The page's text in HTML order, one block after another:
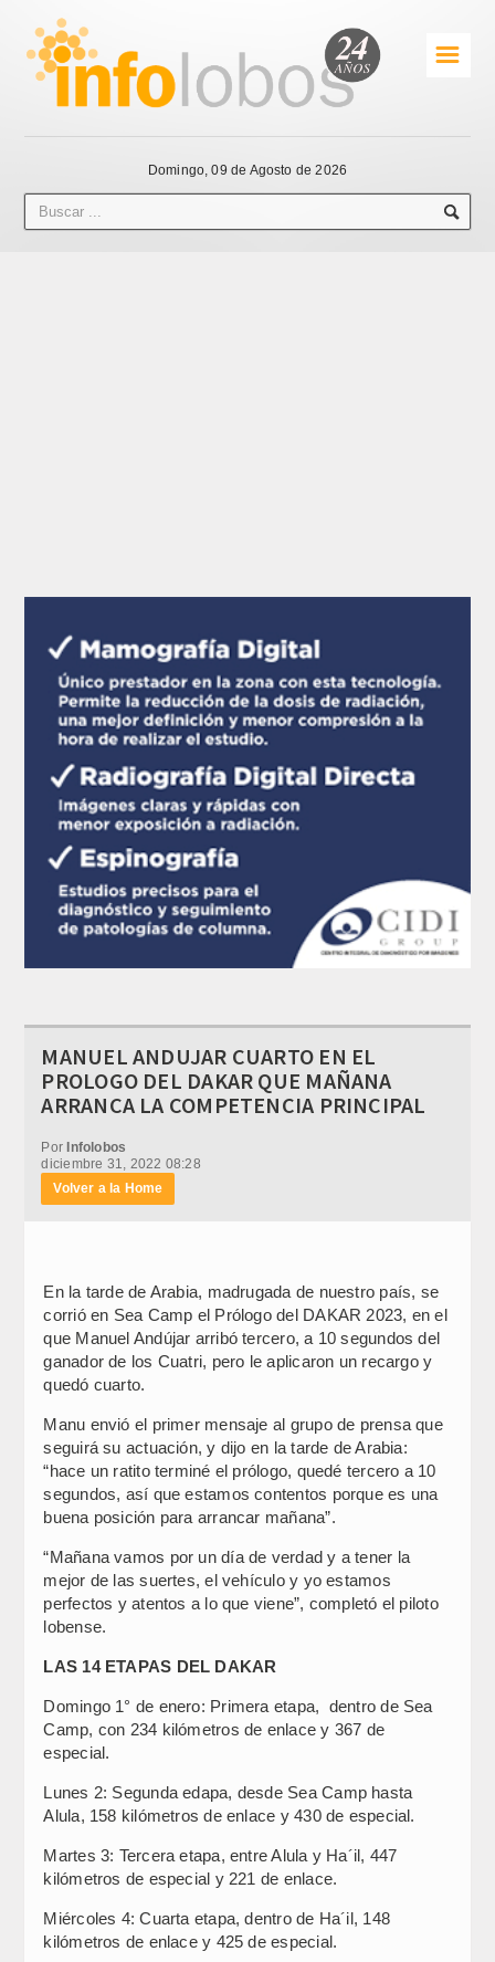
☰
Domingo, 09 de Agosto de 2026
MANUEL ANDUJAR CUARTO EN EL
PROLOGO DEL DAKAR QUE MAÑANA
ARRANCA LA COMPETENCIA PRINCIPAL
PorInfolobos
diciembre 31, 2022 08:28
Volver a la Home
En la tarde de Arabia, madrugada de nuestro país, se
corrió en Sea Camp el Prólogo del DAKAR 2023, en el
que Manuel Andújar arribó tercero, a 10 segundos del
ganador de los Cuatri, pero le aplicaron un recargo y
quedó cuarto.
Manu envió el primer mensaje al grupo de prensa que
seguirá su actuación, y dijo en la tarde de Arabia:
“hace un ratito terminé el prólogo, quedé tercero a 10
segundos, así que estamos contentos porque es una
buena posición para arrancar mañana”.
“Mañana vamos por un día de verdad y a tener la
mejor de las suertes, el vehículo y yo estamos
perfectos y atentos a lo que viene”, completó el piloto
lobense.
LAS 14 ETAPAS DEL DAKAR
Domingo 1° de enero: Primera etapa, dentro de Sea
Camp, con 234 kilómetros de enlace y 367 de
especial.
Lunes 2: Segunda edapa, desde Sea Camp hasta
Alula, 158 kilómetros de enlace y 430 de especial.
Martes 3: Tercera etapa, entre Alula y Ha´il, 447
kilómetros de especial y 221 de enlace.
Miércoles 4: Cuarta etapa, dentro de Ha´il, 148
kilómetros de enlace y 425 de especial.